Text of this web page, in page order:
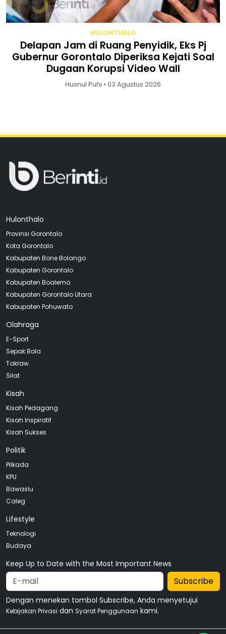
HULONTHALO
Delapan Jam di Ruang Penyidik, Eks Pj
Gubernur Gorontalo Diperiksa Kejati Soal
Dugaan Korupsi Video Wall
Husnul Puhi • 03 Agustus 2026
Hulonthalo
Provinsi Gorontalo
Kota Gorontalo
Kabupaten Bone Bolango
Kabupaten Gorontalo
Kabupaten Boalemo
Kabupaten Gorontalo Utara
Kabupaten Pohuwato
Olahraga
E-Sport
Sepak Bola
Takraw
Silat
Kisah
Kisah Pedagang
Kisah Inspiratif
Kisah Sukses
Politik
Pilkada
KPU
Bawaslu
Caleg
Lifestyle
Teknologi
Budaya
Keep Up to Date with the Most Important News
Subscribe
Dengan menekan tombol Subscribe, Anda menyetujui
Kebijakan Privasi dan Syarat Penggunaan kami.